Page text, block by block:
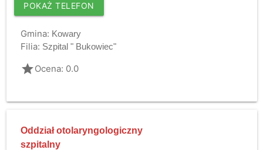
POKAŻ TELEFON
Gmina: Kowary
Filia: Szpital " Bukowiec"
gradeOcena: 0.0
Oddział otolaryngologiczny
szpitalny